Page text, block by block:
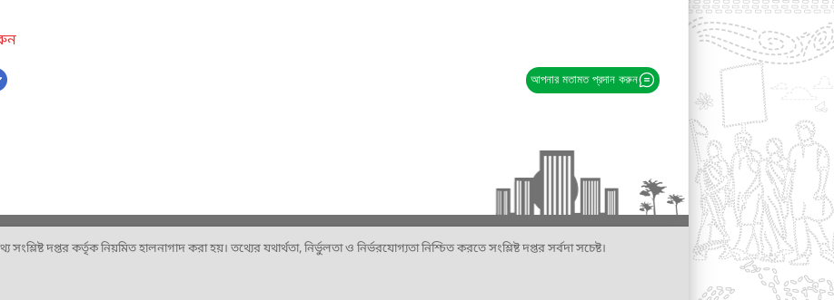
আপনার মতামত প্রদান করুন
দপ্তর কর্তৃক নিয়মিত হালনাগাদ করা হয়। তথ্যের যথার্থতা, নির্ভুলতা ও নির্ভরযোগ্যতা নিশ্চিত করতে সংশ্লিষ্ট দপ্তর সর্বদা সচেষ্ট।